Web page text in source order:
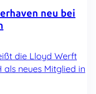
neu bei
die Lloyd Werft
neues Mitglied in